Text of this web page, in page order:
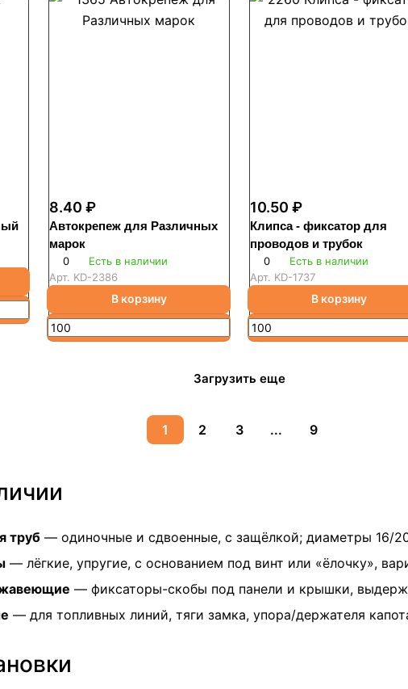
8.40 ₽
Автокрепеж для Различных
марок
0
Есть в наличии
Арт. KD-2386
В корзину
10.50 ₽
Клипса - фиксатор для
проводов и трубок
0
Есть в наличии
Арт. KD-1737
В корзину
Загрузить еще
1 2 3 ... 9
труб — одиночные и сдвоенные, с защёлкой; диаметры 16/
— лёгкие, упругие, с основанием под винт или «ёлочку»,
— фиксаторы-скобы под панели и крышки,
— для топливных линий, тяги замка, упора/держателя